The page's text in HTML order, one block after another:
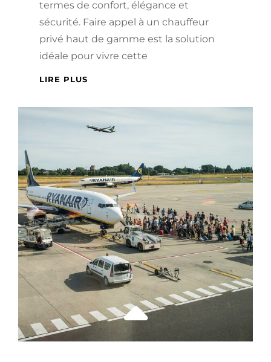
termes de confort, élégance et
sécurité. Faire appel à un chauffeur
privé haut de gamme est la solution
idéale pour vivre cette
LIRE PLUS
RAISONS
FAIRE
APPEL
À
UN
CHAUFFEUR
PRIVÉ!